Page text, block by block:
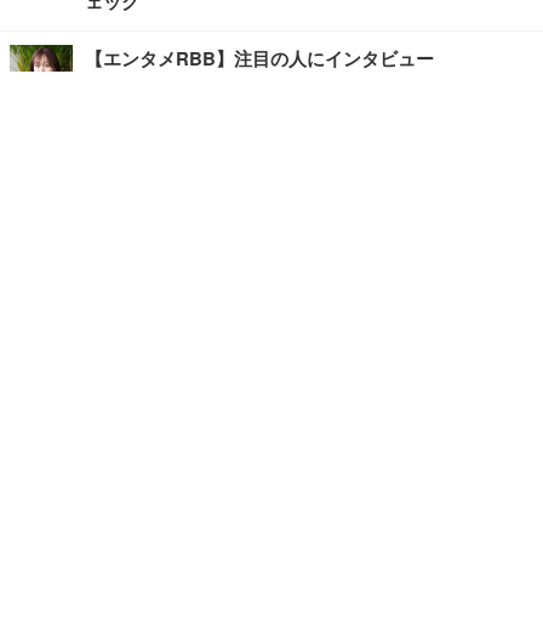
【エンタメRBB】注目の人にインタビュー